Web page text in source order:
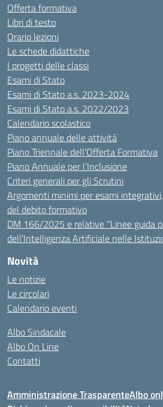
Offerta formativa
Libri di testo
Orario lezioni
Le schede didattiche
I progetti delle classi
Esami di Stato
Esami di Stato a.s. 2023-2024
Esami di Stato a.s. 2022/2023
Calendario scolastico
Piano annuale delle attività
Piano Triennale dell’Offerta Formativa
Piano Annuale per l’Inclusione
Criteri generali per gli Scrutini
Argomenti minimi per esami
del debito formativo
DM 166/2025 e relative “Linee guida
dell’Intelligenza Artificiale nelle
Novità
Le notizie
Le circolari
Calendario eventi
Albo Sindacale
Albo On Line
Contatti
Amministrazione TrasparenteAlbo